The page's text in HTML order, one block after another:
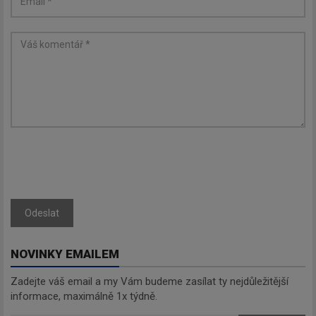
Odeslat
NOVINKY EMAILEM
Zadejte váš email a my Vám budeme zasílat ty nejdůležitější
informace, maximálně 1x týdně.